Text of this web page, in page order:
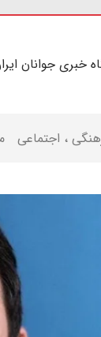
خبری جوانان
، اجتماعی